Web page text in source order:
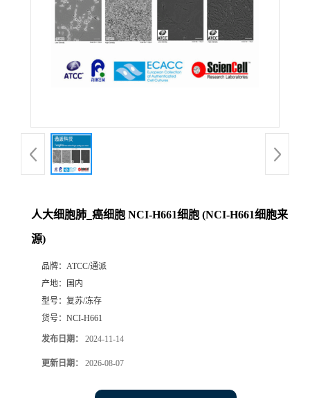
人大细胞肺_癌细胞 NCI-H661细胞 (NCI-H661细胞来
源)
品牌： ATCC/通派
产地：
国内
型号： 复苏/冻存
货号： NCI-H661
发布日期： 2024-11-14
更新日期： 2026-08-07